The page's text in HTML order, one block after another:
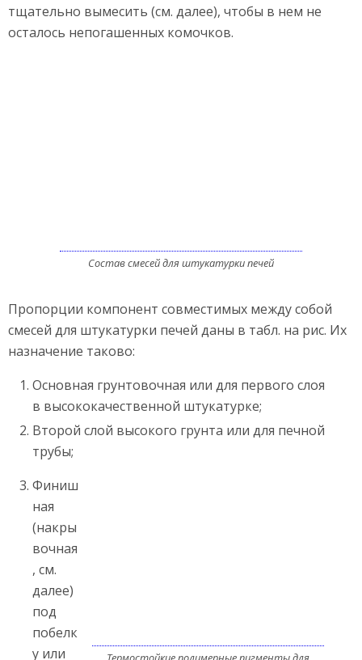
тщательно вымесить (см. далее), чтобы в нем не
осталось непогашенных комочков.
Состав смесей для штукатурки печей
Пропорции компонент совместимых между собой
смесей для штукатурки печей даны в табл. на рис. Их
назначение таково:
Основная грунтовочная или для первого слоя
в высококачественной штукатурке;
Второй слой высокого грунта или для печной
трубы;
Финиш
ная
(накры
вочная
, см.
далее)
под
побелк
у или